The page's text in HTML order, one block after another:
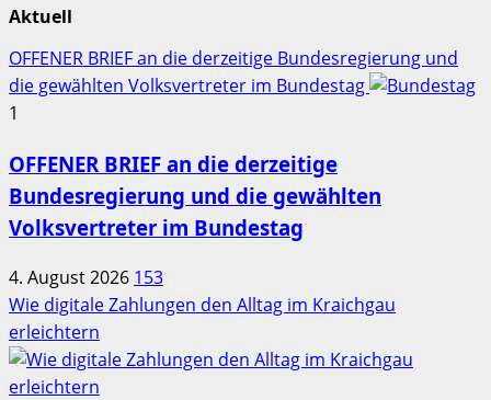
Aktuell
OFFENER BRIEF an die derzeitige Bundesregierung und
die gewählten Volksvertreter im Bundestag
1
OFFENER BRIEF an die derzeitige
Bundesregierung und die gewählten
Volksvertreter im Bundestag
4. August 2026 153
Wie digitale Zahlungen den Alltag im Kraichgau
erleichtern